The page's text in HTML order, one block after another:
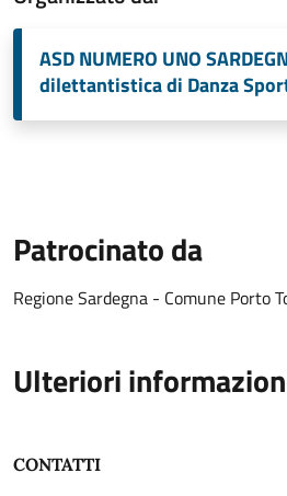
ASD NUMERO UNO
dilettantistica di Danza
Patrocinato da
Regione Sardegna - Comune Porto
Ulteriori
CONTATTI